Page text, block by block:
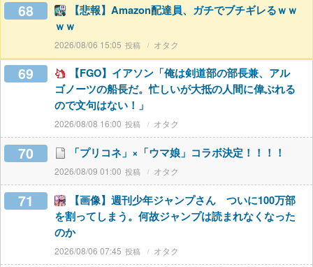
68
【悲報】Amazon配達員、ガチでブチギレるｗｗ
ｗｗ
2026/08/06 15:05 オタク
69
【FGO】イアソン「俺は剣道部の部長兼、アル
ゴノーツの船長だ。忙しいが大抵の人間に偉ぶれる
ので文句はない！」
2026/08/08 16:00 オタク
70 「プリコネ」×「ウマ娘」コラボ決定！！！！
2026/08/09 01:00 オタク
71
【画像】週刊少年ジャンプさん ついに100万部
を割ってしまう。何故ジャンプは読まれなくなった
のか
2026/08/06 07:45 オタク